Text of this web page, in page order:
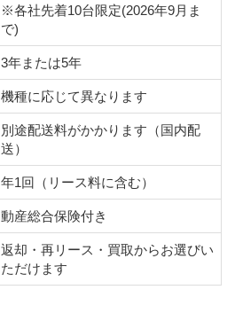
※各社先着10台限定(2026年9月ま
で)
3年または5年
機種に応じて異なります
別途配送料がかかります（国内配
送）
年1回（リース料に含む）
動産総合保険付き
返却・再リース・買取からお選びい
ただけます